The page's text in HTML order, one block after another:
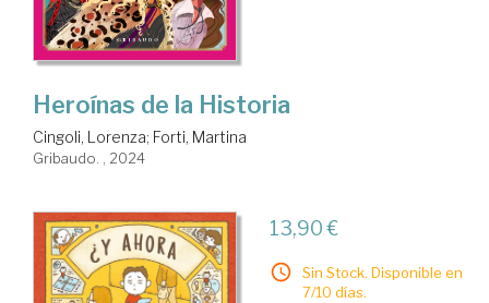
Heroínas de la Historia
Cingoli, Lorenza; Forti, Martina
Gribaudo. , 2024
13,90 €
Sin Stock. Disponible en
7/10 días.